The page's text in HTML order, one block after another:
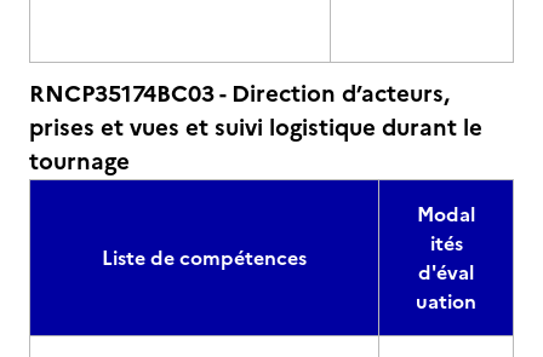
RNCP35174BC03 - Direction d’acteurs,
prises et vues et suivi logistique durant le
tournage
Liste de compétences
Modal
ités
d'éval
uation